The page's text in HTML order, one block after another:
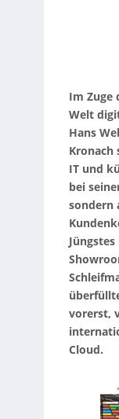
Im Zuge
Welt
Hans
Kronach
IT und
bei
sondern
vorerst,
Cloud.